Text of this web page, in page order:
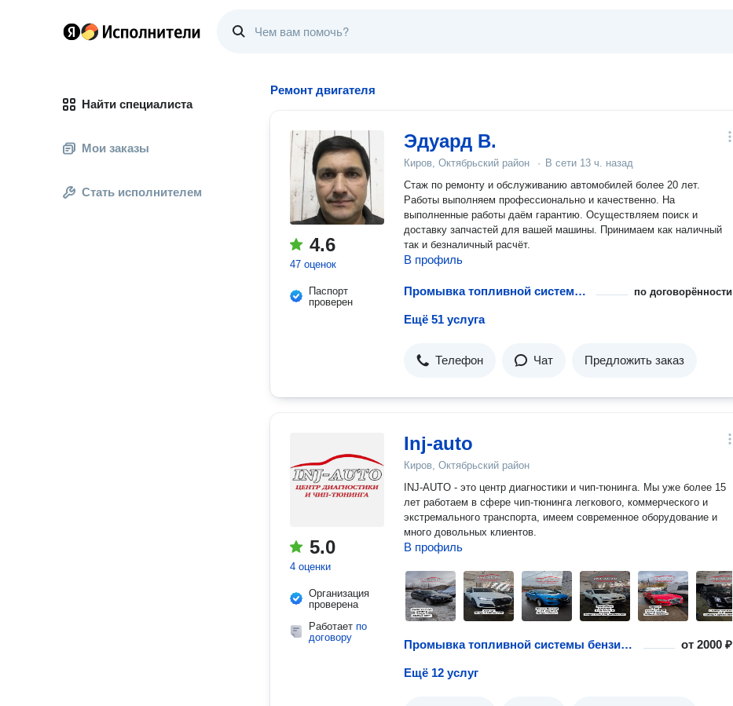
Найти специалиста
Мои заказы
Стать исполнителем
Ремонт двигателя
4.6
47 оценок
Паспорт
проверен
Эдуард В.
Киров, Октябрьский район · В сети 13 ч. назад
Стаж по ремонту и обслуживанию автомобилей более 20 лет.
Работы выполняем профессионально и качественно. На
выполненные работы даём гарантию. Осуществляем поиск и
доставку запчастей для вашей машины. Принимаем как наличный
так и безналичный расчёт.
В профиль
Промывка топливной системы бензинового двигателя по договорённости
Ещё 51 услуга
Телефон Чат Предложить заказ
5.0
4 оценки
Организация
проверена
Работает по
договору
Inj-auto
Киров, Октябрьский район
INJ-AUTO - это центр диагностики и чип-тюнинга. Мы уже более 15
лет работаем в сфере чип-тюнинга легкового, коммерческого и
экстремального транспорта, имеем современное оборудование и
много довольных клиентов.
В профиль
Промывка топливной системы бензинового двигателя от2000 ₽
Ещё 12 услуг